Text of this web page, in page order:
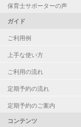
保育士サポーターの声
ガイド
ご利用例
上手な使い方
ご利用の流れ
定期予約の流れ
定期予約のご案内
コンテンツ